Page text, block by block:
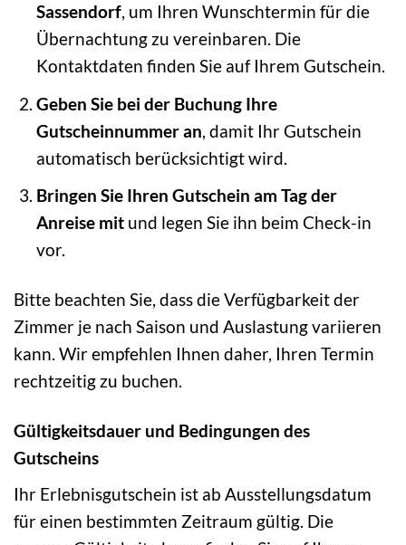
Sassendorf, um Ihren Wunschtermin für die
Übernachtung zu vereinbaren. Die
Kontaktdaten finden Sie auf Ihrem Gutschein.
Geben Sie bei der Buchung Ihre
Gutscheinnummer an, damit Ihr Gutschein
automatisch berücksichtigt wird.
Bringen Sie Ihren Gutschein am Tag der
Anreise mitund legen Sie ihn beim Check-in
vor.
Bitte beachten Sie, dass die Verfügbarkeit der
Zimmer je nach Saison und Auslastung variieren
kann. Wir empfehlen Ihnen daher, Ihren Termin
rechtzeitig zu buchen.
Gültigkeitsdauer und Bedingungen des
Gutscheins
Ihr Erlebnisgutschein ist ab Ausstellungsdatum
für einen bestimmten Zeitraum gültig. Die